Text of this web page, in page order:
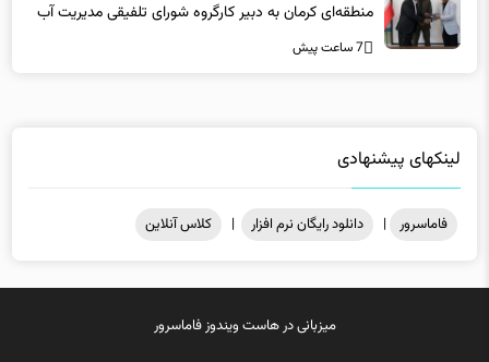
منطقه‌ای کرمان به دبیر کارگروه شورای تلفیقی مدیریت آب
7 ساعت پیش
لینکهای پیشنهادی
فاماسرور | دانلود رایگان نرم افزار | کلاس آنلاین
میزبانی درهاست ویندوزفاماسرور